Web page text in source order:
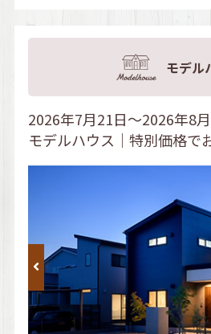
モデル
2026年7月21日～2026年8
モデルハウス｜特別価格で